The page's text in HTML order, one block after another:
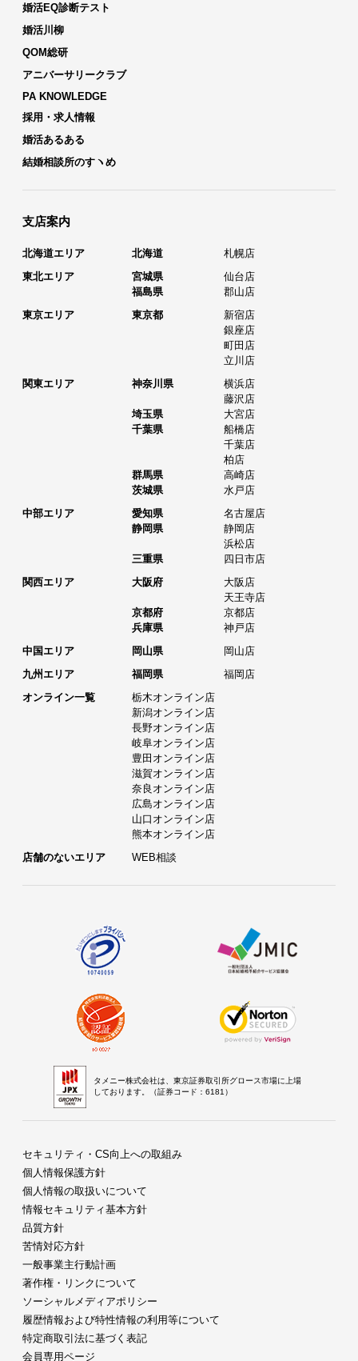
婚活EQ診断テスト
婚活川柳
QOM総研
アニバーサリークラブ
PA KNOWLEDGE
採用・求人情報
婚活あるある
結婚相談所のすヽめ
支店案内
北海道エリア 北海道
札幌店
東北エリア
宮城県
仙台店
福島県
郡山店
東京エリア
東京都
新宿店
銀座店
町田店
立川店
関東エリア
神奈川県
横浜店
藤沢店
埼玉県
大宮店
千葉県
船橋店
千葉店
柏店
群馬県
高崎店
茨城県
水戸店
中部エリア
愛知県
名古屋店
静岡県
静岡店
浜松店
三重県
四日市店
関西エリア
大阪府
大阪店
天王寺店
京都府
京都店
兵庫県
神戸店
中国エリア
岡山県
岡山店
九州エリア
福岡県
福岡店
オンライン一覧
栃木オンライン店
新潟オンライン店
長野オンライン店
岐阜オンライン店
豊田オンライン店
滋賀オンライン店
奈良オンライン店
広島オンライン店
山口オンライン店
熊本オンライン店
店舗のないエリア
WEB相談
タメニー株式会社は、東京証券取引所グロース市場に上場
しております。（証券コード：6181）
セキュリティ・CS向上への取組み
個人情報保護方針
個人情報の取扱いについて
情報セキュリティ基本方針
品質方針
苦情対応方針
一般事業主行動計画
著作権・リンクについて
ソーシャルメディアポリシー
履歴情報および特性情報の利用等について
特定商取引法に基づく表記
会員専用ページ